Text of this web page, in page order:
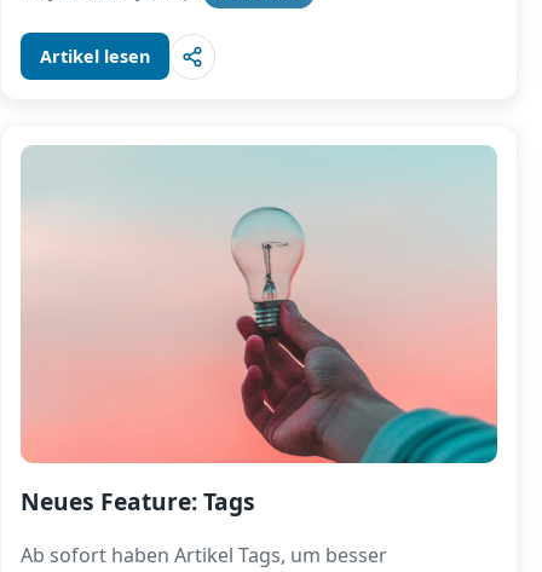
Artikel lesen
Neues Feature: Tags
Ab sofort haben Artikel Tags, um besser